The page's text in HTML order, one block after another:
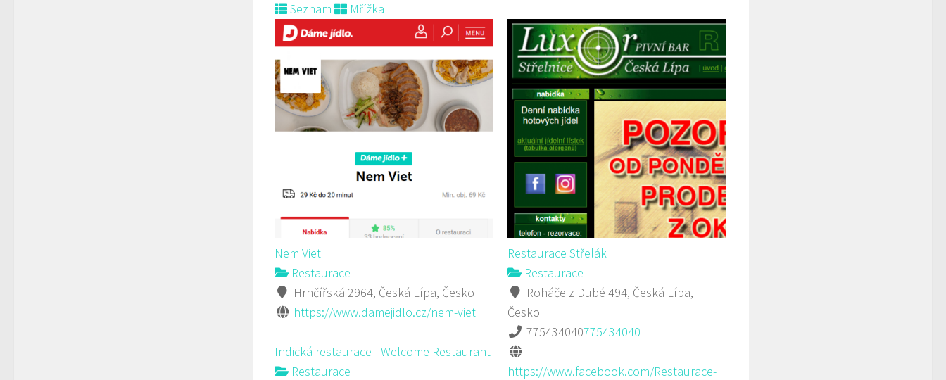
Seznam
Mřížka
Nem Viet
Restaurace
Hrnčířská 2964, Česká Lípa, Česko
https://www.damejidlo.cz/nem-viet
Restaurace Střelák
Restaurace
Roháče z Dubé 494, Česká Lípa,
Česko
775434040775434040
https://www.facebook.com/Restaurace-
Indická restaurace - Welcome Restaurant
Restaurace